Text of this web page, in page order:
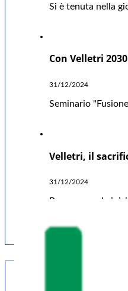
Si è tenuta nella
Con Velletri
31/12/2024
Seminario
Velletri, il
31/12/2024
Proseguono le